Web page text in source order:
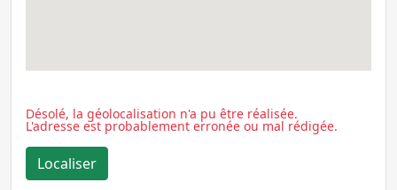
Désolé, la géolocalisation n'a pu être réalisée.
L'adresse est probablement erronée ou mal rédigée.